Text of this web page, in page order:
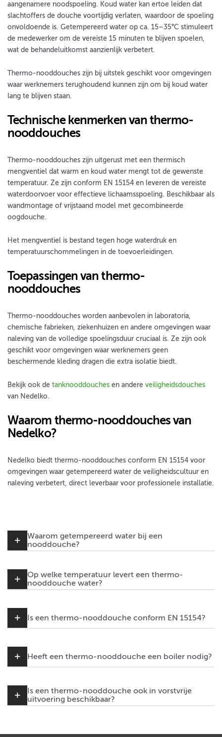
aangenamere noodspoeling. Koud water kan ertoe leiden dat
slachtoffers de douche voortijdig verlaten, waardoor de spoeling
onvoldoende is. Getempereerd water op ca. 15–35°C stimuleert
de medewerker om de vereiste 15 minuten te blijven spoelen,
wat de behandeluitkomst aanzienlijk verbetert.
Thermo-nooddouches zijn bij uitstek geschikt voor omgevingen
waar werknemers terughoudend kunnen zijn om bij koud water
lang te blijven staan.
Technische kenmerken van thermo-
nooddouches
Thermo-nooddouches zijn uitgerust met een thermisch
mengventiel dat warm en koud water mengt tot de gewenste
temperatuur. Ze zijn conform EN 15154 en leveren de vereiste
waterdoorvoer voor effectieve lichaamsspoeling. Beschikbaar als
wandmontage of vrijstaand model met gecombineerde
oogdouche.
Het mengventiel is bestand tegen hoge waterdruk en
temperatuurschommelingen in de toevoerleidingen.
Toepassingen van thermo-
nooddouches
Thermo-nooddouches worden aanbevolen in laboratoria,
chemische fabrieken, ziekenhuizen en andere omgevingen waar
naleving van de volledige spoelingsduur cruciaal is. Ze zijn ook
geschikt voor omgevingen waar werknemers geen
beschermende kleding dragen die extra isolatie biedt.
Bekijk ook de tanknooddouches en andere veiligheidsdouches
van Nedelko.
Waarom thermo-nooddouches van
Nedelko?
Nedelko biedt thermo-nooddouches conform EN 15154 voor
omgevingen waar getempereerd water de veiligheidscultuur en
naleving verbetert, direct leverbaar voor professionele installatie.
Waarom getempereerd water bij een
nooddouche?
Op welke temperatuur levert een thermo-
nooddouche water?
Is een thermo-nooddouche conform EN 15154?
Heeft een thermo-nooddouche een boiler nodig?
Is een thermo-nooddouche ook in vorstvrije
uitvoering beschikbaar?